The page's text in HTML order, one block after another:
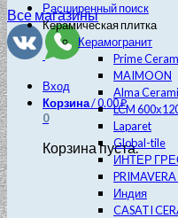
Все магазины
Вход
Корзина/0.00₽
0
Корзина пуста.
Расширенный поиск
Керамическая плитка
Керамогранит
Prime
MAIMOON
Alma
LCM
Laparet
Global-tile
ИНТЕР
Индия
CASATI